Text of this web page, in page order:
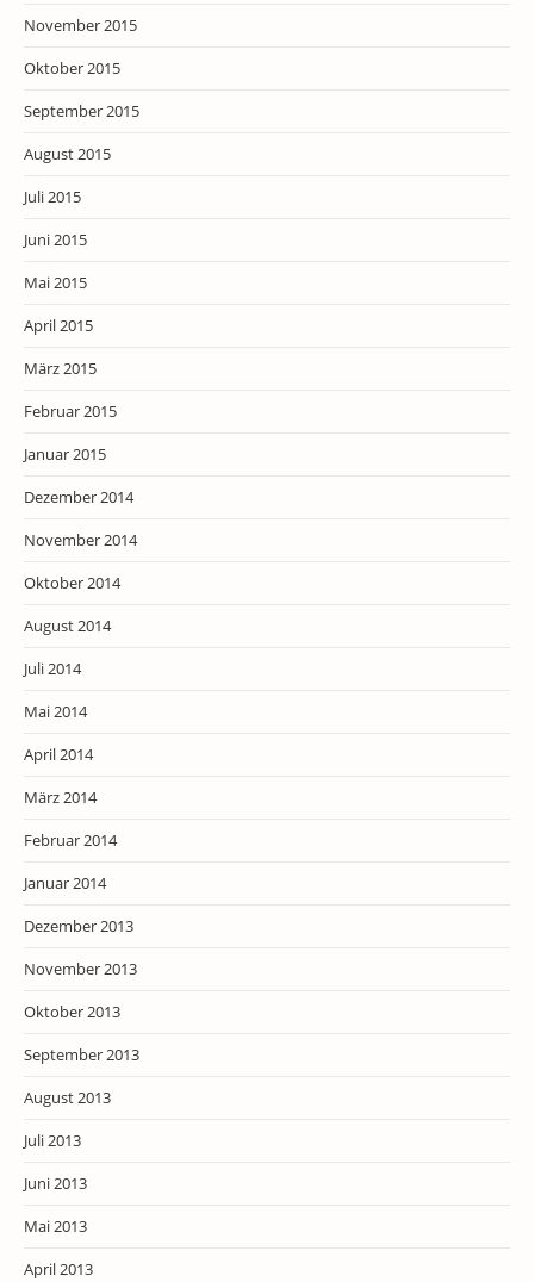
November 2015
Oktober 2015
September 2015
August 2015
Juli 2015
Juni 2015
Mai 2015
April 2015
März 2015
Februar 2015
Januar 2015
Dezember 2014
November 2014
Oktober 2014
August 2014
Juli 2014
Mai 2014
April 2014
März 2014
Februar 2014
Januar 2014
Dezember 2013
November 2013
Oktober 2013
September 2013
August 2013
Juli 2013
Juni 2013
Mai 2013
April 2013